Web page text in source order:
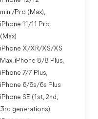
mini/Pro (Max),
iPhone 11/11 Pro
(Max)
iPhone X/XR/XS/XS
Max, iPhone 8/8 Plus,
iPhone 7/7 Plus,
iPhone 6/6s/6s Plus
iPhone SE (1st, 2nd,
3rd generations)